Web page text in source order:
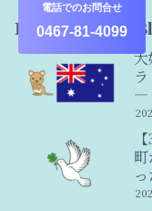
電話でのお問合せ
0467-81-4099
Information &
―